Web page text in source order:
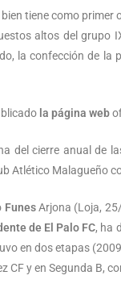
tiene como
altos del grupo
la confección de
la página web
del cierre anual de
Atlético Malagueño
FunesArjona (Loja,
de El Palo FC, ha
en dos etapas
CF y en Segunda B,